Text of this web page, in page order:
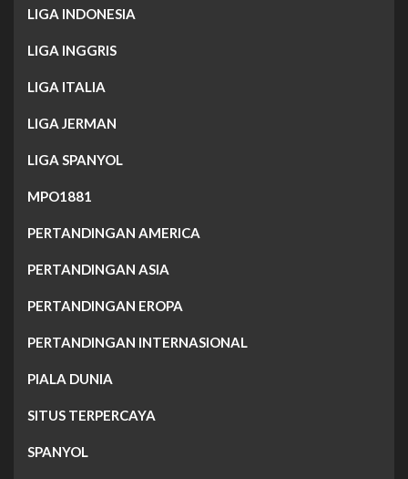
LIGA INDONESIA
LIGA INGGRIS
LIGA ITALIA
LIGA JERMAN
LIGA SPANYOL
MPO1881
PERTANDINGAN AMERICA
PERTANDINGAN ASIA
PERTANDINGAN EROPA
PERTANDINGAN INTERNASIONAL
PIALA DUNIA
SITUS TERPERCAYA
SPANYOL